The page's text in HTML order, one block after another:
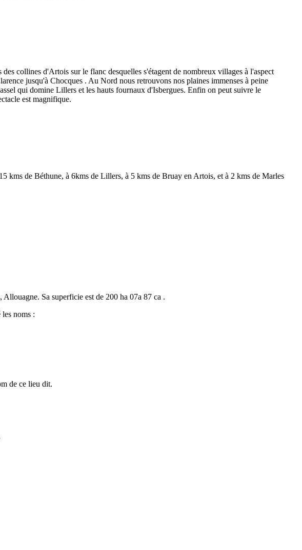
collines d'Artois sur le flanc desquelles s'étagent de nombreux villages à l'aspect
jusqu'à Chocques . Au Nord nous retrouvons nos plaines immenses à peine
qui domine Lillers et les hauts fournaux d'Isbergues. Enfin on peut suivre le
est magnifique.
kms de Béthune, à 6kms de Lillers, à 5 kms de Bruay en Artois, et à 2 kms de Marles
Sa superficie est de 200 ha 07a 87 ca .
noms :
de ce lieu dit.